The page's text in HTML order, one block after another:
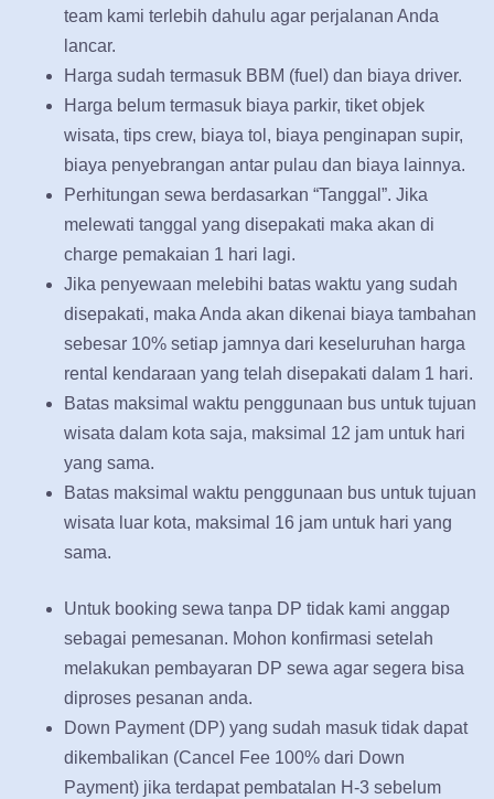
team kami terlebih dahulu agar perjalanan Anda
lancar.
Harga sudah termasuk BBM (fuel) dan biaya driver.
Harga belum termasuk biaya parkir, tiket objek
wisata, tips crew, biaya tol, biaya penginapan supir,
biaya penyebrangan antar pulau dan biaya lainnya.
Perhitungan sewa berdasarkan “Tanggal”. Jika
melewati tanggal yang disepakati maka akan di
charge pemakaian 1 hari lagi.
Jika penyewaan melebihi batas waktu yang sudah
disepakati, maka Anda akan dikenai biaya tambahan
sebesar 10% setiap jamnya dari keseluruhan harga
rental kendaraan yang telah disepakati dalam 1 hari.
Batas maksimal waktu penggunaan bus untuk tujuan
wisata dalam kota saja, maksimal 12 jam untuk hari
yang sama.
Batas maksimal waktu penggunaan bus untuk tujuan
wisata luar kota, maksimal 16 jam untuk hari yang
sama.
Untuk booking sewa tanpa DP tidak kami anggap
sebagai pemesanan. Mohon konfirmasi setelah
melakukan pembayaran DP sewa agar segera bisa
diproses pesanan anda.
Down Payment (DP) yang sudah masuk tidak dapat
dikembalikan (Cancel Fee 100% dari Down
Payment) jika terdapat pembatalan H-3 sebelum